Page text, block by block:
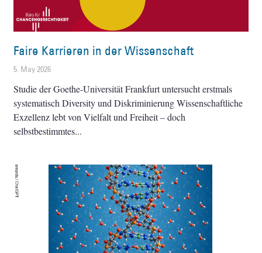
Faire Karrieren in der Wissenschaft
5. May 2026
Studie der Goethe-Universität Frankfurt untersucht erstmals
systematisch Diversity und Diskriminierung Wissenschaftliche
Exzellenz lebt von Vielfalt und Freiheit – doch
selbstbestimmtes